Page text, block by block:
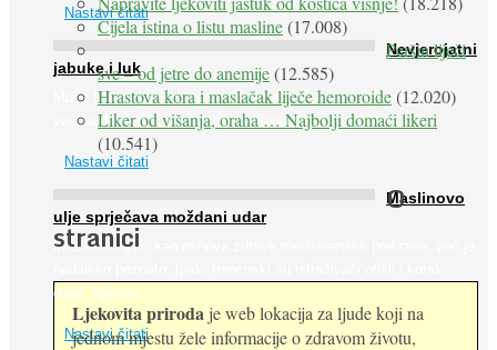
Nastavi čitati
Nevjerojatni
jabuke i luk
Muče li vas tegobe vezane uz srce, oči i živce, od kojih pati
većina dijabetičara u kasnijem stadiju bolesti, jabuke ...
Nastavi čitati
Maslinovo
ulje sprječava moždani udar
Maslinovo ulje, kao osnova zdrave mediteranske prehrane, već je
dalje. Njihovo ...
Nastavi čitati
Cijela istina o listu masline(17.008)
Peršin liječi
sve – od jetre do anemije(12.585)
Hrastova kora i maslačak liječe hemoroide(12.020)
Liker od višanja, oraha … Najbolji domaći likeri
(10.541)
O
stranici
Ljekovita priroda je web lokacija za ljude koji na
jednom mjestu žele informacije o zdravom životu,